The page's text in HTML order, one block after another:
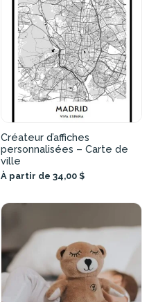
Créateur d’affiches
personnalisées – Carte de
ville
À partir de 34,00 $